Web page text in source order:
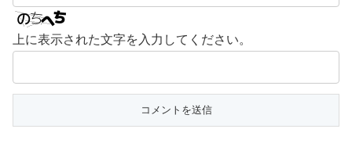
上に表示された文字を入力してください。